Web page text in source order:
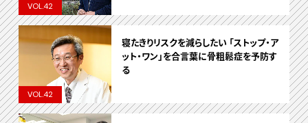
VOL.42
VOL.42
寝たきりリスクを減らしたい 「ストップ・ア
ット・ワン」を合言葉に骨粗鬆症を予防す
る